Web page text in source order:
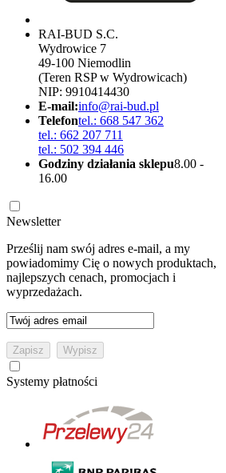
RAI-BUD S.C.
Wydrowice 7
49-100 Niemodlin
(Teren RSP w Wydrowicach)
NIP: 9910414430
E-mail:info@rai-bud.pl
Telefontel.: 668 547 362
tel.: 662 207 711
tel.: 502 394 446
Godziny działania sklepu8.00 -
16.00
Newsletter
Prześlij nam swój adres e-mail, a my
powiadomimy Cię o nowych produktach,
najlepszych cenach, promocjach i
wyprzedażach.
Systemy płatności